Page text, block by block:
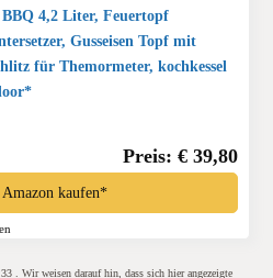
4,2 Liter, Feuertopf
Gusseisen Topf mit
für Themormeter, kochkessel
Preis: € 39,80
Amazon kaufen*
. Wir weisen darauf hin, dass sich hier angezeigte